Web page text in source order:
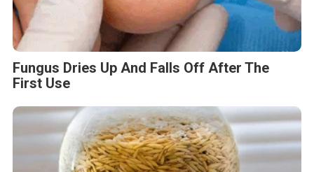
Fungus Dries Up And Falls Off After The
First Use